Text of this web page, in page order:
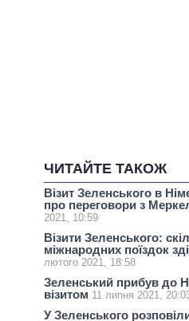
ЧИТАЙТЕ ТАКОЖ
Візит Зеленського в
про переговори з
2021, 10:59
Візити Зеленського:
міжнародних поїздок
лютого 2021, 18:58
Зеленський прибув до
візитом 11 липня 2021,
У Зеленського